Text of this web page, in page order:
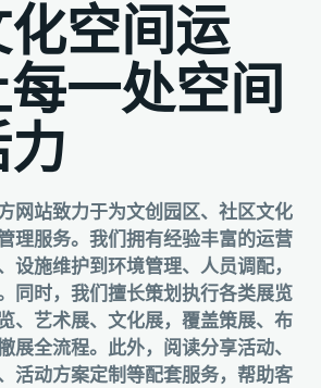
空间运
一处空间
网站致力于为文创园区、社区文化
理服务。我们拥有经验丰富的运营
设施维护到环境管理、人员调配，
同时，我们擅长策划执行各类展览
、艺术展、文化展，覆盖策展、布
展全流程。此外，阅读分享活动、
活动方案定制等配套服务，帮助客